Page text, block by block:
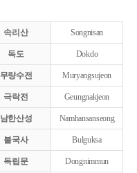
속리산 Songnisan
독도 Dokdo
무량수전 Muryangsujeon
극락전 Geungnakjeon
남한산성 Namhansanseong
불국사 Bulguksa
독립문 Dongnimmun